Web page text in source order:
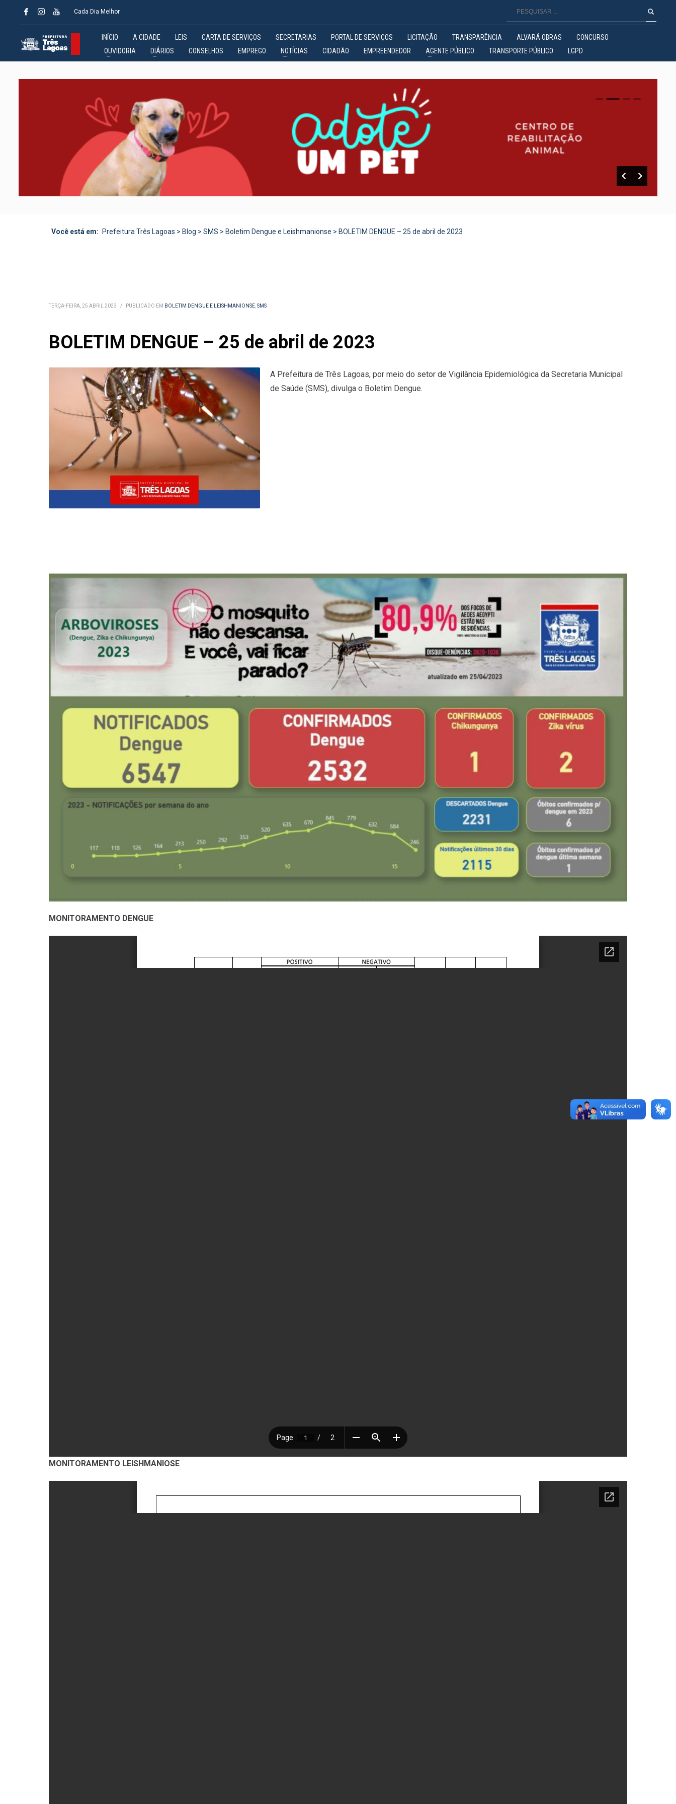
Cada Dia Melhor
INÍCIO A CIDADE LEIS CARTA DE SERVIÇOS SECRETARIAS PORTAL DE SERVIÇOS LICITAÇÃO TRANSPARÊNCIA ALVARÁ OBRAS
CONCURSO
OUVIDORIA
DIÁRIOS CONSELHOS EMPREGO NOTÍCIAS CIDADÃO EMPREENDEDOR AGENTE PÚBLICO TRANSPORTE PÚBLICO LGPD
0 1 2
Você está em: Prefeitura Três Lagoas > Blog > SMS > Boletim Dengue e Leishmanionse > BOLETIM DENGUE – 25 de abril de 2023
TERÇA-FEIRA, 25 ABRIL 2023 / PUBLICADO EM BOLETIM DENGUE E LEISHMANIONSE,SMS
BOLETIM DENGUE – 25 de abril de 2023
A Prefeitura de Três Lagoas, por meio do setor de Vigilância Epidemiológica da Secretaria Municipal
de Saúde (SMS), divulga o Boletim Dengue.
MONITORAMENTO DENGUE
MONITORAMENTO LEISHMANIOSE